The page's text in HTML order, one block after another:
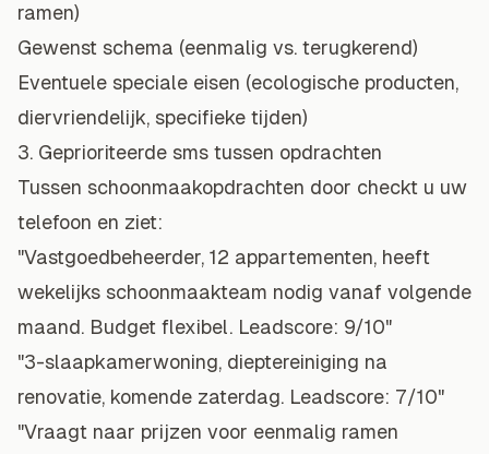
ramen)
Gewenst schema (eenmalig vs. terugkerend)
Eventuele speciale eisen (ecologische producten,
diervriendelijk, specifieke tijden)
3. Geprioriteerde sms tussen opdrachten
Tussen schoonmaakopdrachten door checkt u uw
telefoon en ziet:
"Vastgoedbeheerder, 12 appartementen, heeft
wekelijks schoonmaakteam nodig vanaf volgende
maand. Budget flexibel. Leadscore: 9/10"
"3-slaapkamerwoning, dieptereiniging na
renovatie, komende zaterdag. Leadscore: 7/10"
"Vraagt naar prijzen voor eenmalig ramen